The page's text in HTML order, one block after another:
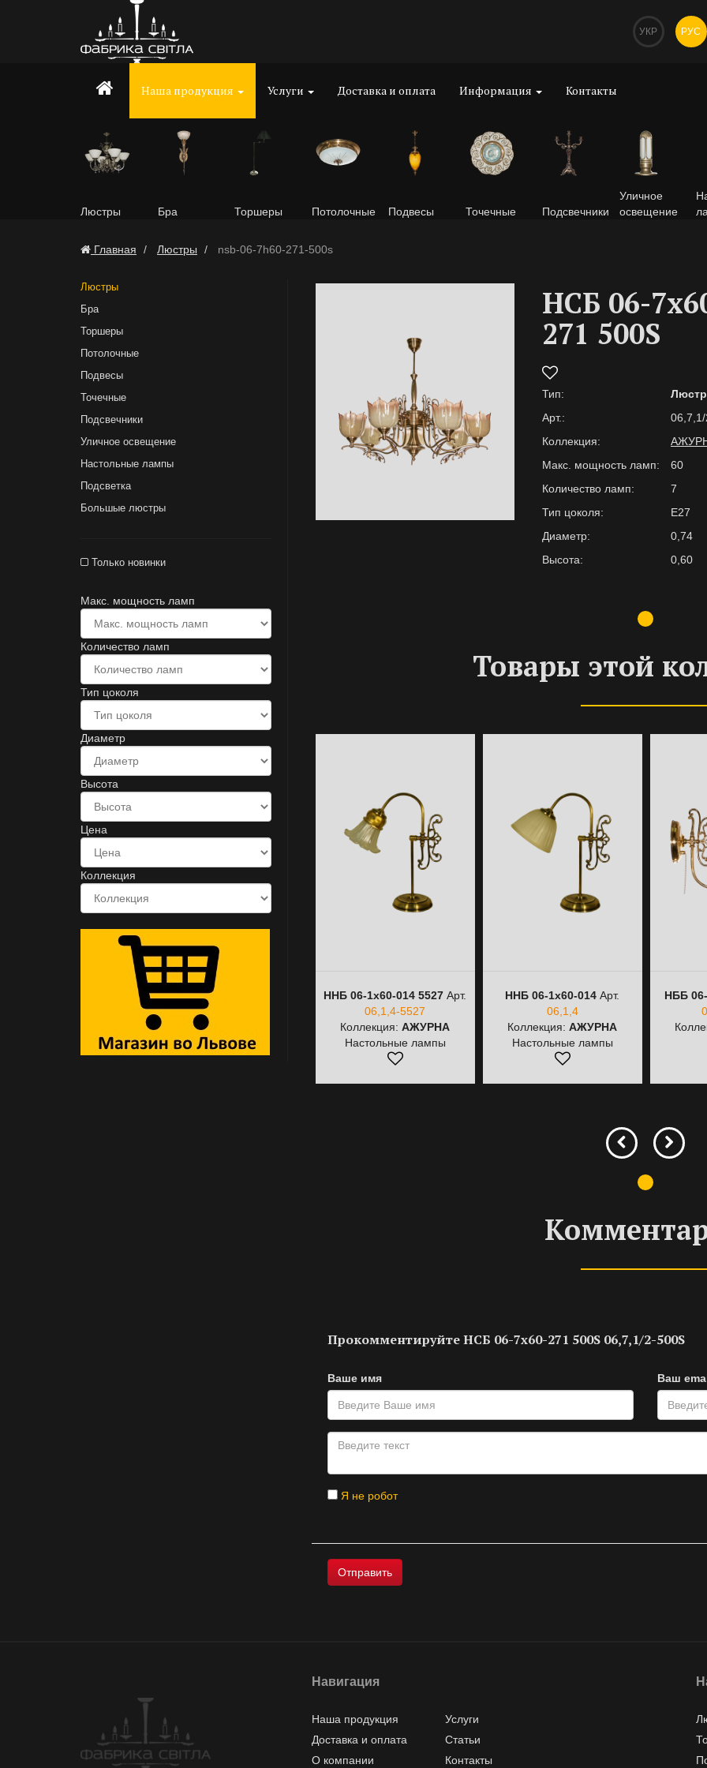
УКР РУС
Наша продукция Услуги Доставка и оплата Информация Контакты
Люстры Бра Торшеры Потолочные Подвесы Точечные Подсвечники
Уличное
освещение
Главная Люстры nsb-06-7h60-271-500s
Люстры
Бра
Торшеры
Потолочные
Подвесы
Точечные
Подсвечники
Уличное освещение
Настольные лампы
Подсветка
Большые люстры
Только новинки
Макс. мощность ламп
Количество ламп
Тип цоколя
Диаметр
Высота
Цена
Коллекция
НСБ 06-
271 500S
Тип:
Арт.:
Коллекция:
Макс. мощность ламп:
60
Количество ламп:
7
Тип цоколя:
E27
Диаметр:
0,74
Высота:
0,60
Товары этой
ННБ 06-1х60-014 5527 Арт.
06,1,4-5527
Коллекция: АЖУРНА
Настольные лампы
ННБ 06-1х60-014 Арт.
06,1,4
Коллекция: АЖУРНА
Настольные лампы
НББ
Прокомментируйте НСБ 06-7х60-271 500S 06,7,1/2-500S
Ваше имя Ваш
Я не робот
Навигация
Наша продукция
Услуги
Доставка и оплата
Статьи
О компании
Контакты